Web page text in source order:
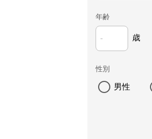
年齢
歳
性別
男性